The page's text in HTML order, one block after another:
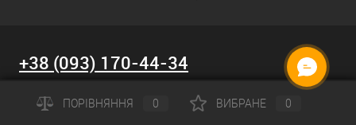
+38 (093) 170-44-34
Email: info@osport.ua
ПОРІВНЯННЯ 0 ВИБРАНЕ 0